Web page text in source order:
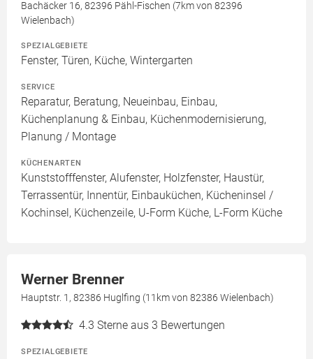
Bachäcker 16, 82396 Pähl-Fischen (7km von 82396
Wielenbach)
SPEZIALGEBIETE
Fenster, Türen, Küche, Wintergarten
SERVICE
Reparatur, Beratung, Neueinbau, Einbau,
Küchenplanung & Einbau, Küchenmodernisierung,
Planung / Montage
KÜCHENARTEN
Kunststofffenster, Alufenster, Holzfenster, Haustür,
Terrassentür, Innentür, Einbauküchen, Kücheninsel /
Kochinsel, Küchenzeile, U-Form Küche, L-Form Küche
Werner Brenner
Hauptstr. 1, 82386 Huglfing (11km von 82386 Wielenbach)
4.3 Sterne aus 3 Bewertungen
SPEZIALGEBIETE